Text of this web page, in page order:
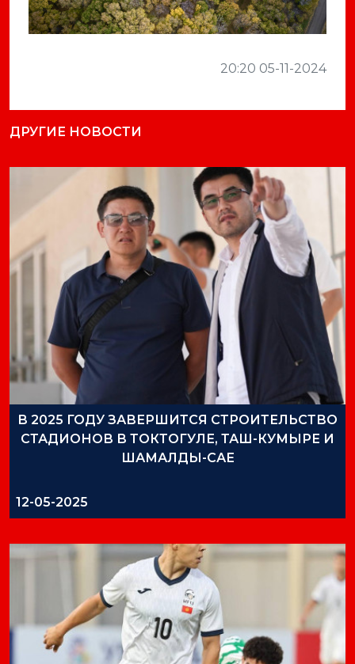
ДРУГИЕ НОВОСТИ
В 2025 ГОДУ ЗАВЕРШИТСЯ СТРОИТЕЛЬСТВО
СТАДИОНОВ В ТОКТОГУЛЕ, ТАШ-КУМЫРЕ И
ШАМАЛДЫ-САЕ